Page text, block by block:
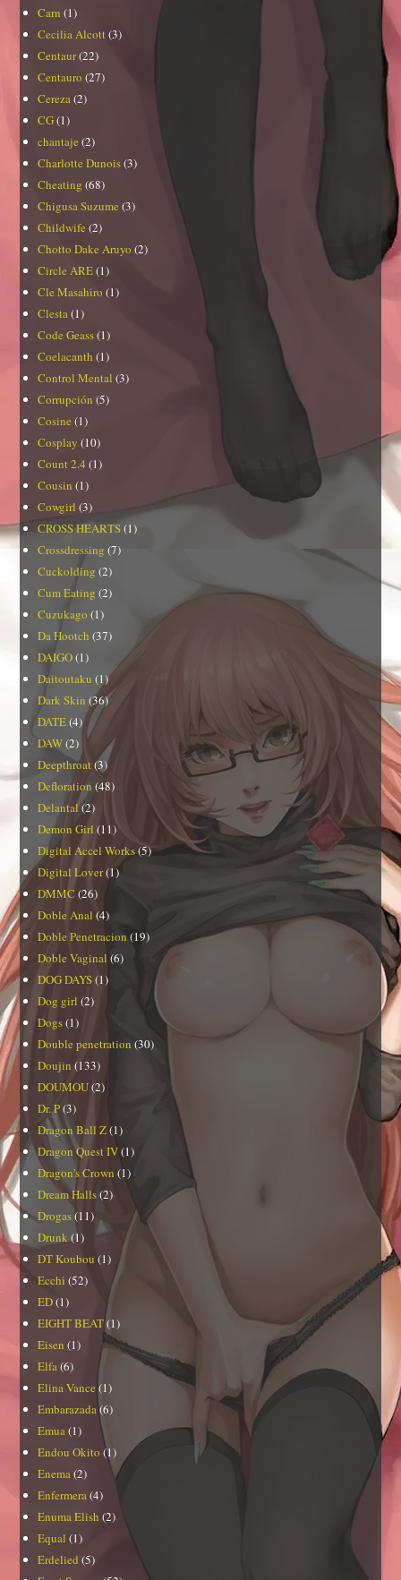
Carn (1)
Cecilia Alcott(3)
Centaur(22)
Centauro (27)
Cereza(2)
CG(1)
chantaje (2)
Charlotte Dunois(3)
Cheating (68)
Chigusa Suzume (3)
Childwife (2)
Chotto Dake Aruyo (2)
Circle ARE(1)
Cle Masahiro (1)
Clesta(1)
Code Geass(1)
Coelacanth (1)
Control Mental (3)
Corrupción (5)
Cosine (1)
Cosplay (10)
Count 2.4 (1)
Cousin (1)
Cowgirl (3)
CROSS HEARTS(1)
Crossdressing (7)
Cuckolding (2)
Cum Eating (2)
Cuzukago (1)
Da Hootch (37)
DAIGO(1)
Daitoutaku (1)
Dark Skin (36)
DATE(4)
DAW(2)
Deepthroat(3)
Defloration (48)
Delantal(2)
Demon Girl (11)
Digital Accel Works(5)
Digital Lover(1)
DMMC (26)
Doble Anal (4)
Doble Penetracion(19)
Doble Vaginal (6)
DOG DAYS(1)
Dog girl (2)
Dogs(1)
Double penetration (30)
Doujin (133)
DOUMOU(2)
Dr. P(3)
Dragon Ball Z(1)
Dragon Quest IV(1)
Dragon's Crown (1)
Dream Halls(2)
Drogas(11)
Drunk (1)
DT Koubou (1)
Ecchi (52)
ED(1)
EIGHT BEAT(1)
Eisen (1)
Elfa(6)
Elina Vance (1)
Embarazada(6)
Emua(1)
Endou Okito (1)
Enema(2)
Enfermera(4)
Enuma Elish (2)
Equal (1)
Erdelied (5)